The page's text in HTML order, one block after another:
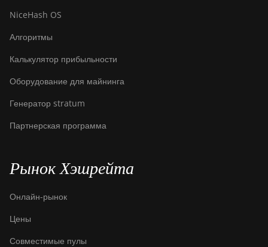
NiceHash OS
Алгоритмы
Калькулятор прибыльности
Оборудование для майнинга
Генератор stratum
Партнерская программа
Рынок Хэшрейта
Онлайн-рынок
Цены
Совместимые пулы